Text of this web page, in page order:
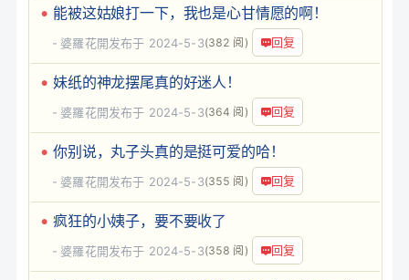
能被这姑娘打一下，我也是心甘情愿的啊！
婆羅花開 (382 阅) 回复
发布于 2024-5-3
妹纸的神龙摆尾真的好迷人！
婆羅花開 (364 阅) 回复
发布于 2024-5-3
你别说，丸子头真的是挺可爱的哈！
婆羅花開 (355 阅) 回复
发布于 2024-5-3
疯狂的小姨子，要不要收了
婆羅花開 (358 阅) 回复
发布于 2024-5-3